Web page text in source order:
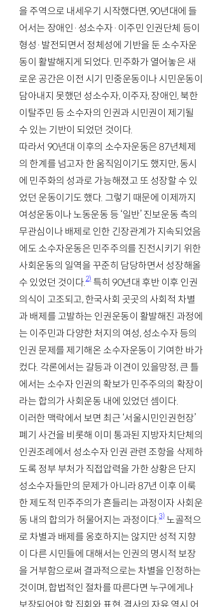
을 주역으로 내세우기 시작했다면,90년대에 들
어서는 장애인 · 성소수자 · 이주민 인권단체 등이
형성 · 발전되면서 정체성에 기반을 둔 소수자운
동이 활발해지게 되었다. 민주화가 열어놓은 새
로운 공간은 이전 시기 민중운동이나 시민운동이
담아내지 못했던 성소수자, 이주자, 장애인, 북한
이탈주민 등 소수자의 인권과 시민권이 제기될
수 있는 기반이 되었던 것이다.
따라서 90년대 이후의 소수자운동은 87년체제
의 한계를 넘고자 한 움직임이기도 했지만, 동시
에 민주화의 성과로 가능해졌고 또 성장할 수 있
었던 운동이기도 했다. 그렇기 때문에 이제까지
여성운동이나 노동운동 등 ‘일반’ 진보운동 측의
무관심이나 배제로 인한 긴장관계가 지속되었음
에도 소수자운동은 민주주의를 진전시키기 위한
사회운동의 일역을 꾸준히 담당하면서 성장해올
수 있었던 것이다.2) 특히 90년대 후반 이후 인권
의식이 고조되고, 한국사회 곳곳의 사회적 차별
과 배제를 고발하는 인권운동이 활발해진 과정에
는 이주민과 다양한 처지의 여성, 성소수자 등의
인권 문제를 제기해온 소수자운동이 기여한 바가
컸다. 각론에서는 갈등과 이견이 있을망정, 큰 틀
에서는 소수자 인권의 확보가 민주주의의 확장이
라는 합의가 사회운동 내에 있었던 셈이다.
이러한 맥락에서 보면 최근 ‘서울시민인권헌장’
폐기 사건을 비롯해 이미 통과된 지방자치단체의
인권조례에서 성소수자 인권 관련 조항을 삭제하
도록 정부 부처가 직접압력을 가한 상황은 단지
성소수자들만의 문제가 아니라 87년 이후 이룩
한 제도적 민주주의가 흔들리는 과정이자 사회운
동 내의 합의가 허물어지는 과정이다.3)노골적으
로 차별과 배제를 옹호하지는 않지만 성적 지향
이 다른 시민들에 대해서는 인권의 명시적 보장
을 거부함으로써 결과적으로는 차별을 인정하는
것이며, 합법적인 절차를 따른다면 누구에게나
보장되어야 할 집회와 표현, 결사의 자유 역시 어